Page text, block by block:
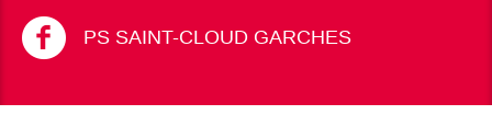
PS SAINT-CLOUD GARCHES